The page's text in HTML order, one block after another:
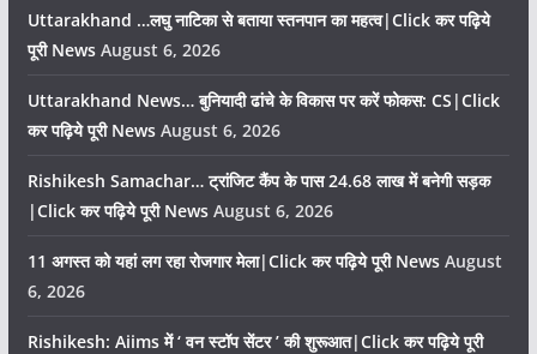
Uttarakhand …लघु नाटिका से बताया स्तनपान का महत्व|Click कर पढ़िये
पूरी News August 6, 2026
Uttarakhand News… बुनियादी ढांचे के विकास पर करें फोकस: CS|Click
कर पढ़िये पूरी News August 6, 2026
Rishikesh Samachar… ट्रांजिट कैंप के पास 24.68 लाख में बनेगी सड़क
|Click कर पढ़िये पूरी News August 6, 2026
11 अगस्त को यहां लग रहा रोजगार मेला|Click कर पढ़िये पूरी News August
6, 2026
Rishikesh: Aiims में ‘ वन स्टॉप सेंटर ’ की शुरूआत|Click कर पढ़िये पूरी